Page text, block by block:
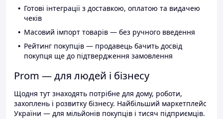
Готові інтеграції з доставкою, оплатою та видачею
чеків
Масовий імпорт товарів — без ручного введення
Рейтинг покупців — продавець бачить досвід
покупця ще до підтвердження замовлення
Prom — для людей і бізнесу
Щодня тут знаходять потрібне для дому, роботи,
захоплень і розвитку бізнесу. Найбільший маркетплейс
України — для мільйонів покупців і тисяч підприємців.